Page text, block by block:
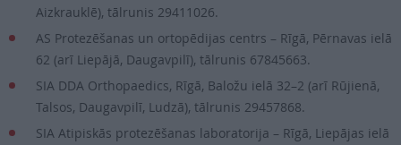
Aizkrauklē), tālrunis 29411026.
AS Protezēšanas un ortopēdijas centrs – Rīgā, Pērnavas ielā
62 (arī Liepājā, Daugavpilī), tālrunis 67845663.
SIA DDA Orthopaedics, Rīgā, Baložu ielā 32–2 (arī Rūjienā,
Talsos, Daugavpilī, Ludzā), tālrunis 29457868.
SIA Atipiskās protezēšanas laboratorija – Rīgā, Liepājas ielā